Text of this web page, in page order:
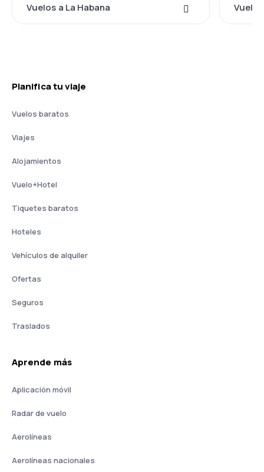
Vuelos a La Habana
Planifica tu viaje
Vuelos baratos
Viajes
Alojamientos
Vuelo+Hotel
Tiquetes baratos
Hoteles
Vehículos de alquiler
Ofertas
Seguros
Traslados
Aprende más
Aplicación móvil
Radar de vuelo
Aerolíneas
Aerolíneas nacionales